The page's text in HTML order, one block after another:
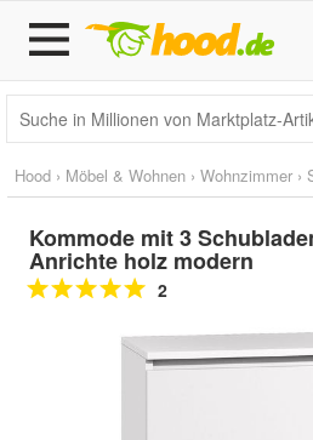
Hood › Möbel & Wohnen › Wohnzimmer ›
Kommode mit 3
Anrichte holz modern
2